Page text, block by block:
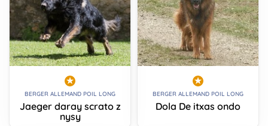
BERGER ALLEMAND POIL LONG
Jaeger daray scrato z
nysy
BERGER ALLEMAND POIL LONG
Dola De itxas ondo